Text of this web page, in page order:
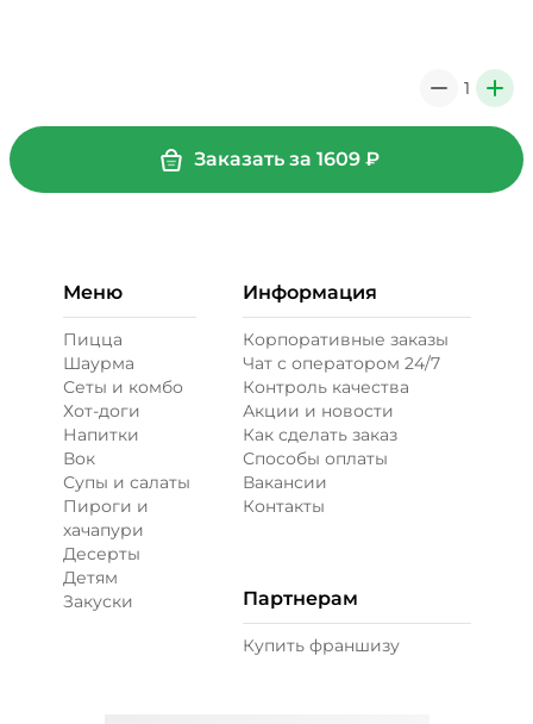
1 +
Заказать за 1609₽
Меню
Пицца
Шаурма
Сеты и комбо
Хот-доги
Напитки
Вок
Супы и салаты
Пироги и
хачапури
Десерты
Детям
Закуски
Информация
Корпоративные заказы
Чат с оператором 24/7
Контроль качества
Акции и новости
Как сделать заказ
Способы оплаты
Вакансии
Контакты
Партнерам
Купить франшизу